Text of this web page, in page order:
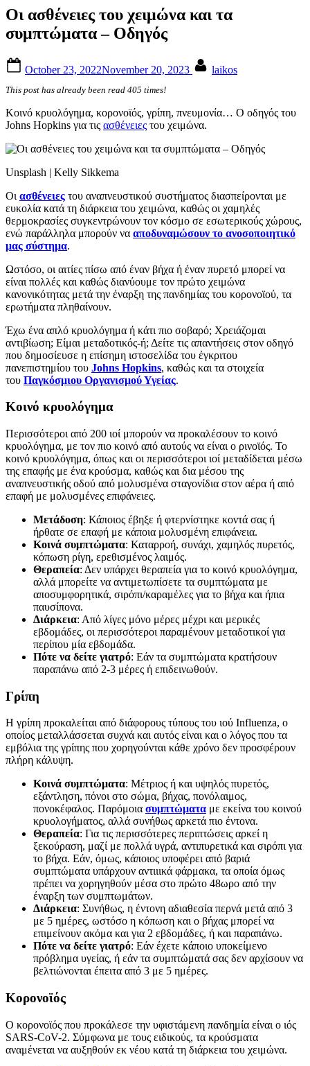
Οι ασθένειες του χειμώνα και τα
συμπτώματα – Οδηγός
on
October 23, 2022November 20, 2023 laikos
This post has already been read 405 times!
Κοινό κρυολόγημα, κορονοϊός, γρίπη, πνευμονία… Ο οδηγός του
Johns Hopkins για τις ασθένειες του χειμώνα.
Unsplash | Kelly Sikkema
Οι ασθένειες του αναπνευστικού συστήματος διασπείρονται με
ευκολία κατά τη διάρκεια του χειμώνα, καθώς οι χαμηλές
θερμοκρασίες συγκεντρώνουν τον κόσμο σε εσωτερικούς χώρους,
ενώ παράλληλα μπορούν να αποδυναμώσουν το ανοσοποιητικό
μας σύστημα.
Ωστόσο, οι αιτίες πίσω από έναν βήχα ή έναν πυρετό μπορεί να
είναι πολλές και καθώς διανύουμε τον πρώτο χειμώνα
κανονικότητας μετά την έναρξη της πανδημίας του κορονοϊού, τα
ερωτήματα πληθαίνουν.
Έχω ένα απλό κρυολόγημα ή κάτι πιο σοβαρό; Χρειάζομαι
αντιβίωση; Είμαι μεταδοτικός-ή; Δείτε τις απαντήσεις στον οδηγό
που δημοσίευσε η επίσημη ιστοσελίδα του έγκριτου
πανεπιστημίου του Johns Hopkins, καθώς και τα στοιχεία
του Παγκόσμιου Οργανισμού Υγείας.
Κοινό κρυολόγημα
Περισσότεροι από 200 ιοί μπορούν να προκαλέσουν το κοινό
κρυολόγημα, με τον πιο κοινό από αυτούς να είναι ο ρινοϊός. Το
κοινό κρυολόγημα, όπως και οι περισσότεροι ιοί μεταδίδεται μέσω
της επαφής με ένα κρούσμα, καθώς και δια μέσου της
αναπνευστικής οδού από μολυσμένα σταγονίδια στον αέρα ή από
επαφή με μολυσμένες επιφάνειες.
Μετάδοση: Κάποιος έβηξε ή φτερνίστηκε κοντά σας ή
ήρθατε σε επαφή με κάποια μολυσμένη επιφάνεια.
Κοινά συμπτώματα: Καταρροή, συνάχι, χαμηλός πυρετός,
κόπωση ρίγη, ερεθισμένος λαιμός.
Θεραπεία: Δεν υπάρχει θεραπεία για το κοινό κρυολόγημα,
αλλά μπορείτε να αντιμετωπίσετε τα συμπτώματα με
αποσυμφορητικά, σιρόπι/καραμέλες για το βήχα και ήπια
παυσίπονα.
Διάρκεια: Από λίγες μόνο μέρες μέχρι και μερικές
εβδομάδες, οι περισσότεροι παραμένουν μεταδοτικοί για
περίπου μία εβδομάδα.
Πότε να δείτε γιατρό: Εάν τα συμπτώματα κρατήσουν
παραπάνω από 2-3 μέρες ή επιδεινωθούν.
Γρίπη
Η γρίπη προκαλείται από διάφορους τύπους του ιού Influenza, ο
οποίος μεταλλάσσεται συχνά και αυτός είναι και ο λόγος που τα
εμβόλια της γρίπης που χορηγούνται κάθε χρόνο δεν προσφέρουν
πλήρη κάλυψη.
Κοινά συμπτώματα: Μέτριος ή και υψηλός πυρετός,
εξάντληση, πόνοι στο σώμα, βήχας, πονόλαιμος,
πονοκέφαλος. Παρόμοια συμπτώματα με εκείνα του κοινού
κρυολογήματος, αλλά συνήθως αρκετά πιο έντονα.
Θεραπεία: Για τις περισσότερες περιπτώσεις αρκεί η
ξεκούραση, μαζί με πολλά υγρά, αντιπυρετικά και σιρόπι για
το βήχα. Εάν, όμως, κάποιος υποφέρει από βαριά
συμπτώματα υπάρχουν αντιιικά φάρμακα, τα οποία όμως
πρέπει να χορηγηθούν μέσα στο πρώτο 48ωρο από την
έναρξη των συμπτωμάτων.
Διάρκεια: Συνήθως, η έντονη αδιαθεσία περνά μετά από 3
με 5 ημέρες, ωστόσο η κόπωση και ο βήχας μπορεί να
επιμείνουν ακόμα και για 2 εβδομάδες, ή και παραπάνω.
Πότε να δείτε γιατρό: Εάν έχετε κάποιο υποκείμενο
πρόβλημα υγείας, ή εάν τα συμπτώματά σας δεν αρχίσουν να
βελτιώνονται έπειτα από 3 με 5 ημέρες.
Κορονοϊός
Ο κορονοϊός που προκάλεσε την υφιστάμενη πανδημία είναι ο ιός
SARS-CoV-2. Σύμφωνα με τους ειδικούς, τα κρούσματα
αναμένεται να αυξηθούν εκ νέου κατά τη διάρκεια του χειμώνα.